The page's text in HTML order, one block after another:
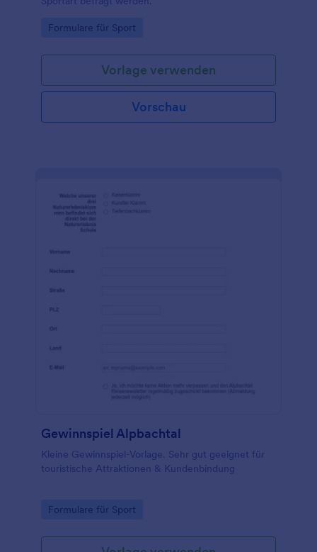
Go to Category:
Formulare für Sport
Vorlage verwenden
Vorschau
Gewinnspiel Alpbachtal
Kleine Gewinnspiel-Vorlage. Sehr gut geeignet für
touristische Attraktionen & Kundenbindung
Go to Category:
Formulare für Sport